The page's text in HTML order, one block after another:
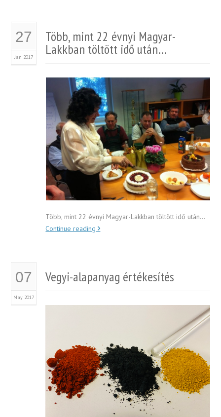
27
Jan 2017
Több, mint 22 évnyi Magyar-
Lakkban töltött idő után…
Több, mint 22 évnyi Magyar-Lakkban töltött idő után…
Continue reading
07
May 2017
Vegyi-alapanyag értékesítés